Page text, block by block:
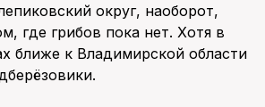
округ, наоборот,
где грибов пока нет. Хотя в
ближе к Владимирской области